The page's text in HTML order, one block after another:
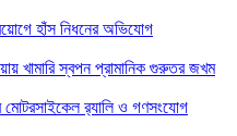
হাঁস নিধনের অভিযোগ
খামারি স্বপন প্রামানিক গুরুতর জখম
মোটরসাইকেল র‍্যালি ও গণসংযোগ